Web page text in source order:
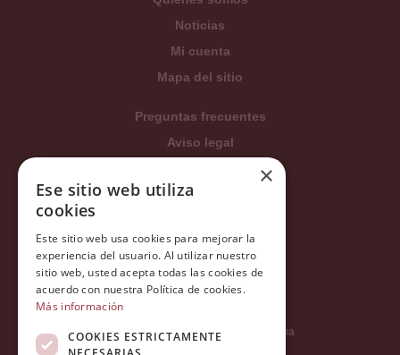
Noticias
Mi cuenta
Mapa del sitio
Preguntas frecuentes
Aviso legal
Condiciones generales
Política de privacidad
Política Integrada
Tratamiento de datos
Carrer del Duc, 12 - 08002 Barcelona
×
Ese sitio web utiliza
cookies
Este sitio web usa cookies para mejorar la
experiencia del usuario. Al utilizar nuestro
sitio web, usted acepta todas las cookies de
acuerdo con nuestra Política de cookies.
Más información
COOKIES ESTRICTAMENTE